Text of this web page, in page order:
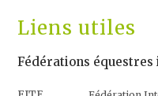
Liens utiles
Fédérations